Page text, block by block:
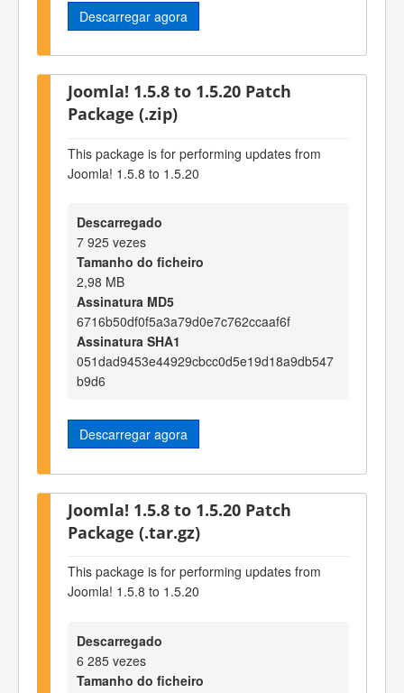
Descarregar agora
Joomla! 1.5.8 to 1.5.20 Patch
Package (.zip)
This package is for performing updates from
Joomla! 1.5.8 to 1.5.20
Descarregado
7 925 vezes
Tamanho do ficheiro
2,98 MB
Assinatura MD5
6716b50df0f5a3a79d0e7c762ccaaf6f
Assinatura SHA1
051dad9453e44929cbcc0d5e19d18a9db547
b9d6
Descarregar agora
Joomla! 1.5.8 to 1.5.20 Patch
Package (.tar.gz)
This package is for performing updates from
Joomla! 1.5.8 to 1.5.20
Descarregado
6 285 vezes
Tamanho do ficheiro